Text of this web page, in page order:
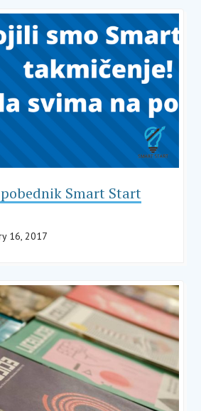
Smart Start
16, 2017